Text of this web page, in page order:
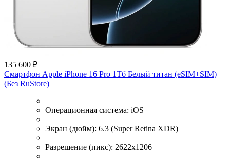
135 600 ₽
Смартфон Apple iPhone 16 Pro 1Тб Белый титан (eSIM+SIM)
(Без RuStore)
Операционная система: iOS
Экран (дюйм): 6.3 (Super Retina XDR)
Разрешение (пикс): 2622x1206